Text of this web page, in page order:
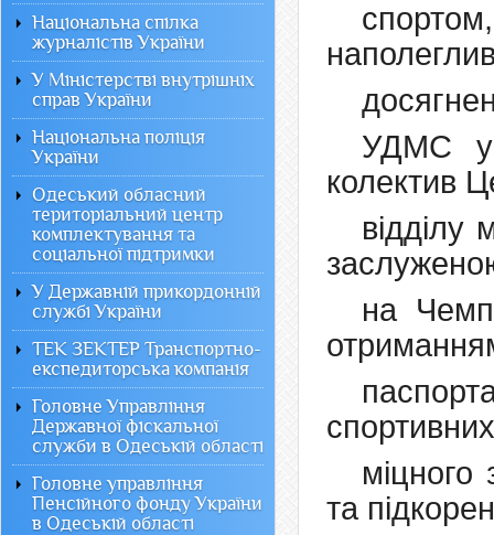
УДМС у
колектив
на
міцного
та
Національна спілка
журналістів України
У Міністерстві внутрішніх
справ України
Національна поліція
України
Одеський обласний
територіальний центр
комплектування та
соціальної підтримки
У Державній прикордонній
службі України
ТЕК ЗЕКТЕР Транспортно-
експедиторська компанія
Головне Управління
Державної фіскальної
служби в Одеській області
Головне управління
Пенсійного фонду України
в Одеській області